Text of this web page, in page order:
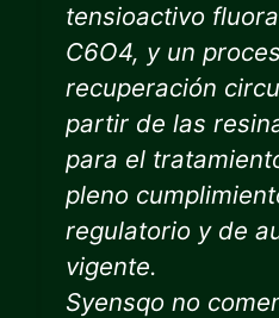
tensioactivo
C6O4, y un
recuperación
partir de las
para el
pleno
regulatorio y de
vigente.
Syensqo no